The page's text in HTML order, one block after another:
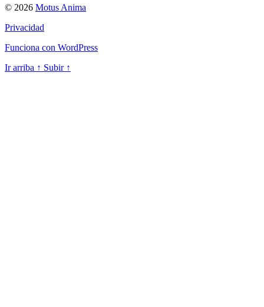
© 2026 Motus Anima
Privacidad
Funciona con WordPress
Ir arriba ↑ Subir ↑